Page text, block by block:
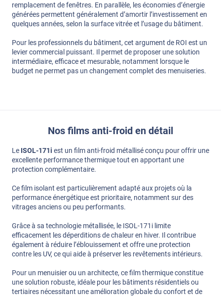
remplacement de fenêtres. En parallèle, les économies d’énergie
générées permettent généralement d’amortir l’investissement en
quelques années, selon la surface vitrée et l’usage du bâtiment.
Pour les professionnels du bâtiment, cet argument de ROI est un
levier commercial puissant. Il permet de proposer une solution
intermédiaire, efficace et mesurable, notamment lorsque le
budget ne permet pas un changement complet des menuiseries.
Nos films anti-froid en détail
Le ISOL-171i est un film anti-froid métallisé conçu pour offrir une
excellente performance thermique tout en apportant une
protection complémentaire.
Ce film isolant est particulièrement adapté aux projets où la
performance énergétique est prioritaire, notamment sur des
vitrages anciens ou peu performants.
Grâce à sa technologie métallisée, le ISOL-171i limite
efficacement les déperditions de chaleur en hiver. Il contribue
également à réduire l’éblouissement et offre une protection
contre les UV, ce qui aide à préserver les revêtements intérieurs.
Pour un menuisier ou un architecte, ce film thermique constitue
une solution robuste, idéale pour les bâtiments résidentiels ou
tertiaires nécessitant une amélioration globale du confort et de